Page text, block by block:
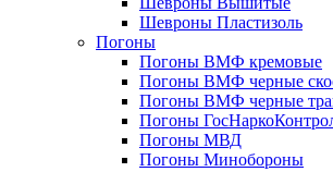
Шевроны Пластизоль
Погоны
Погоны ВМФ кремовые
Погоны ВМФ черные
Погоны ВМФ черные
Погоны
Погоны МВД
Погоны Минобороны